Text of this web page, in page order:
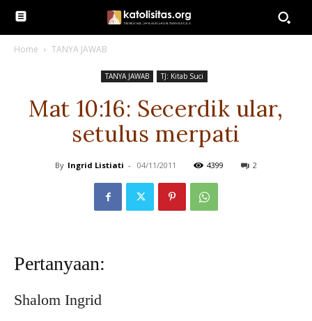
Home TANYA JAWAB
TANYA JAWAB TJ: Kitab Suci
Mat 10:16: Secerdik ular,
setulus merpati
By Ingrid Listiati - 04/11/2011 4399 2
Pertanyaan:
Shalom Ingrid